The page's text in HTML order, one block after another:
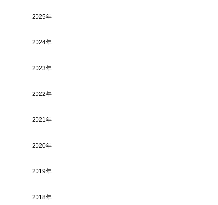
2025年
2024年
2023年
2022年
2021年
2020年
2019年
2018年